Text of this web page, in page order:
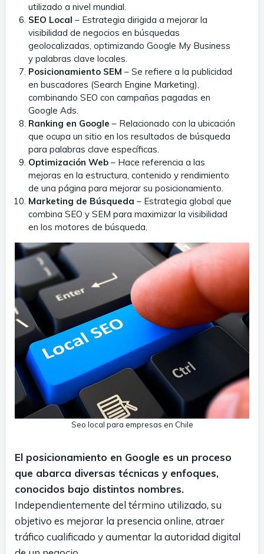
utilizado a nivel mundial.
SEO Local – Estrategia dirigida a mejorar la
visibilidad de negocios en búsquedas
geolocalizadas, optimizando Google My Business
y palabras clave locales.
Posicionamiento SEM – Se refiere a la publicidad
en buscadores (Search Engine Marketing),
combinando SEO con campañas pagadas en
Google Ads.
Ranking en Google – Relacionado con la ubicación
que ocupa un sitio en los resultados de búsqueda
para palabras clave específicas.
Optimización Web– Hace referencia a las
mejoras en la estructura, contenido y rendimiento
de una página para mejorar su posicionamiento.
Marketing de Búsqueda – Estrategia global que
combina SEO y SEM para maximizar la visibilidad
en los motores de búsqueda.
Seo local para empresas en Chile
El posicionamiento en Google es un proceso
que abarca diversas técnicas y enfoques,
conocidos bajo distintos nombres.
Independientemente del término utilizado, su
objetivo es mejorar la presencia online, atraer
tráfico cualificado y aumentar la autoridad digital